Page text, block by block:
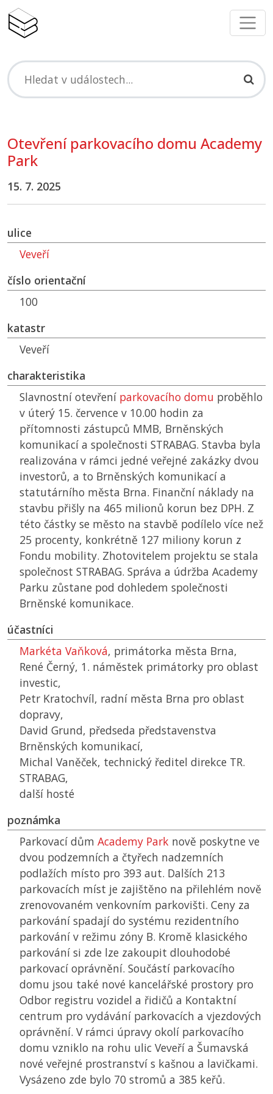
Otevření parkovacího domu Academy
Park
15. 7. 2025
ulice
Veveří
číslo orientační
100
katastr
Veveří
charakteristika
Slavnostní otevření parkovacího domu proběhlo
v úterý 15. července v 10.00 hodin za
přítomnosti zástupců MMB, Brněnských
komunikací a společnosti STRABAG. Stavba byla
realizována v rámci jedné veřejné zakázky dvou
investorů, a to Brněnských komunikací a
statutárního města Brna. Finanční náklady na
stavbu přišly na 465 milionů korun bez DPH. Z
této částky se město na stavbě podílelo více než
25 procenty, konkrétně 127 miliony korun z
Fondu mobility. Zhotovitelem projektu se stala
společnost STRABAG. Správa a údržba Academy
Parku zůstane pod dohledem společnosti
Brněnské komunikace.
účastníci
Markéta Vaňková, primátorka města Brna,
René Černý, 1. náměstek primátorky pro oblast
investic,
Petr Kratochvíl, radní města Brna pro oblast
dopravy,
David Grund, předseda představenstva
Brněnských komunikací,
Michal Vaněček, technický ředitel direkce TR.
STRABAG,
další hosté
poznámka
Parkovací dům Academy Park nově poskytne ve
dvou podzemních a čtyřech nadzemních
podlažích místo pro 393 aut. Dalších 213
parkovacích míst je zajištěno na přilehlém nově
zrenovovaném venkovním parkovišti. Ceny za
parkování spadají do systému rezidentního
parkování v režimu zóny B. Kromě klasického
parkování si zde lze zakoupit dlouhodobé
parkovací oprávnění. Součástí parkovacího
domu jsou také nové kancelářské prostory pro
Odbor registru vozidel a řidičů a Kontaktní
centrum pro vydávání parkovacích a vjezdových
oprávnění. V rámci úpravy okolí parkovacího
domu vzniklo na rohu ulic Veveří a Šumavská
nové veřejné prostranství s kašnou a lavičkami.
Vysázeno zde bylo 70 stromů a 385 keřů.